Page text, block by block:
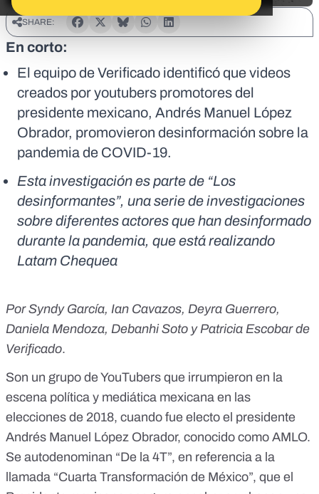
SHARE:
En corto:
El equipo de Verificado identificó que videos
creados por youtubers promotores del
presidente mexicano, Andrés Manuel López
Obrador, promovieron desinformación sobre la
pandemia de COVID-19.
Esta investigación es parte de “Los
desinformantes”, una serie de investigaciones
sobre diferentes actores que han desinformado
durante la pandemia, que está realizando
Latam Chequea
Por Syndy García, Ian Cavazos, Deyra Guerrero,
Daniela Mendoza, Debanhi Soto y Patricia Escobar de
Verificado.
Son un grupo de YouTubers que irrumpieron en la
escena política y mediática mexicana en las
elecciones de 2018, cuando fue electo el presidente
Andrés Manuel López Obrador, conocido como AMLO.
Se autodenominan “De la 4T”, en referencia a la
llamada “Cuarta Transformación de México”, que el